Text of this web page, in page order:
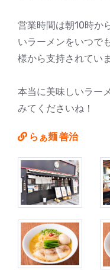
営業時間は朝10時か
いラーメンをいつで
様から支持されていま
本当に美味しいラー
みてくださいね！
らぁ麺 善治